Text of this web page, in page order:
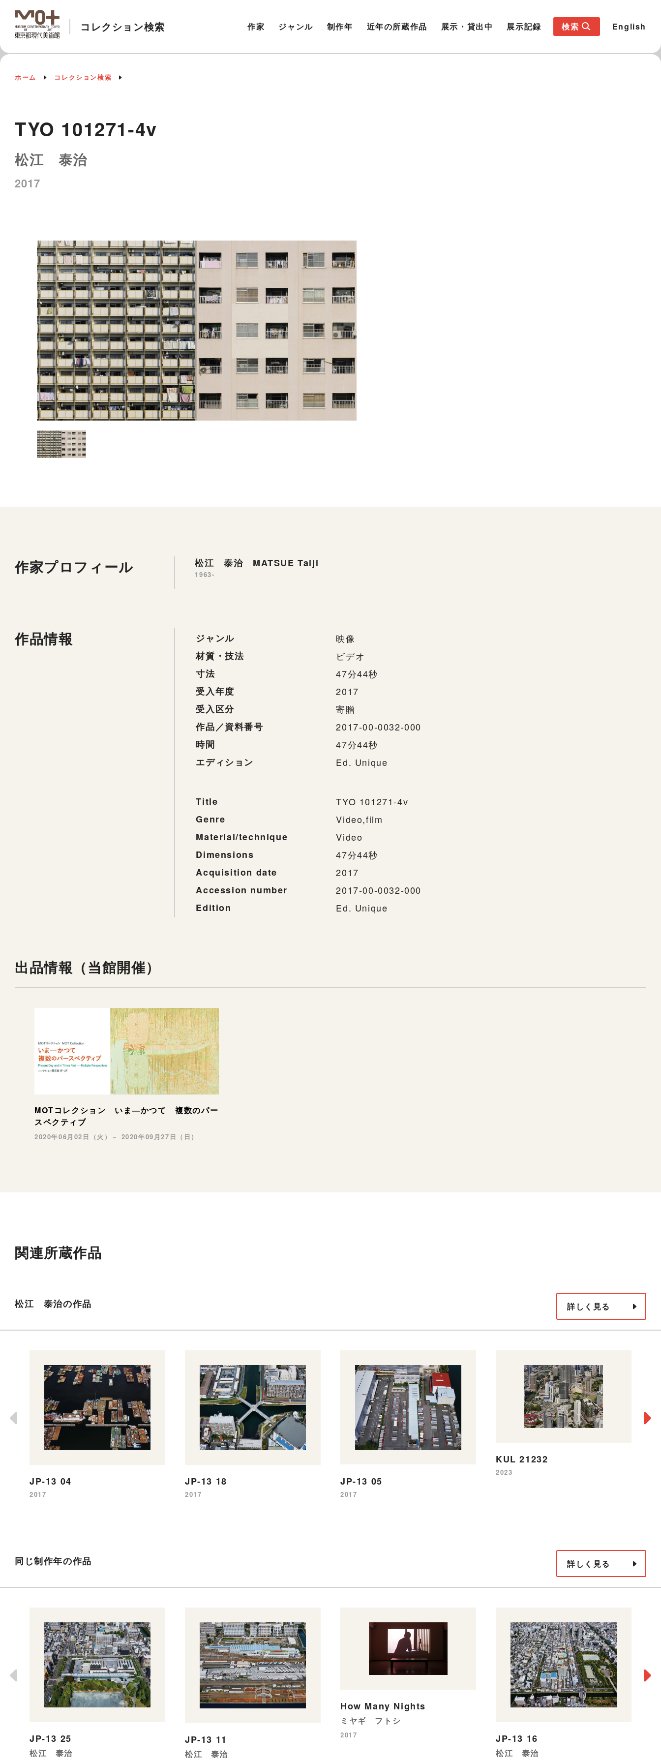
コレクション検索 作家 ジャンル 制作年 近年の所蔵作品 展示・貸出中 展示記録 検索 English
ホーム コレクション検索
TYO 101271-4v
松江 泰治
2017
作家プロフィール 松江 泰治 MATSUE Taiji
1963-
作品情報 ジャンル
映像
材質・技法
ビデオ
寸法
47分44秒
受入年度
2017
受入区分
寄贈
作品／資料番号
2017-00-0032-000
時間
47分44秒
エディション
Ed. Unique
Title
TYO 101271-4v
Genre
Video,film
Material/technique
Video
Dimensions
47分44秒
Acquisition date
2017
Accession number
2017-00-0032-000
Edition
Ed. Unique
出品情報（当館開催）
MOTコレクション いま―かつて 複数のパー
スペクティブ
2020年06月02日（火）－ 2020年09月27日（日）
関連所蔵作品
松江 泰治の作品 詳しく見る
JP-13 04
2017
JP-13 18
2017
JP-13 05
2017
KUL 21232
2023
同じ制作年の作品 詳しく見る
JP-13 25
松江 泰治
JP-13 11
松江 泰治
How Many Nights
ミヤギ フトシ
2017 JP-13 16
松江 泰治